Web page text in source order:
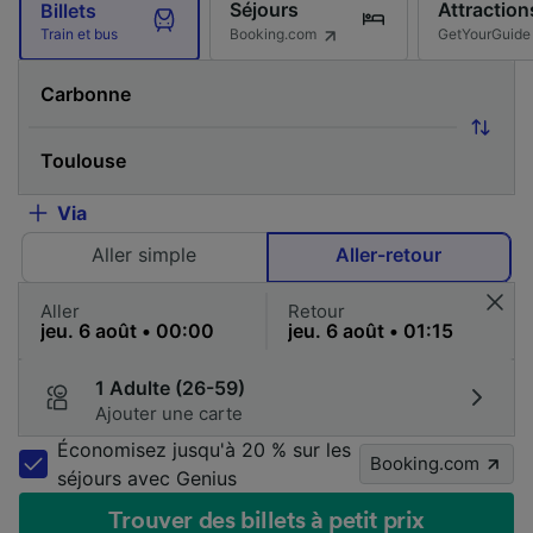
Billets
Train et bus
Séjours
Booking.com GetYourGuide
Via
Aller simple
Aller-retour
Aller Retour
1 Adulte (26-59)
Ajouter une carte
Économisez jusqu'à 20 % sur les
séjours avec Genius
Booking.com
Trouver des billets à petit prix